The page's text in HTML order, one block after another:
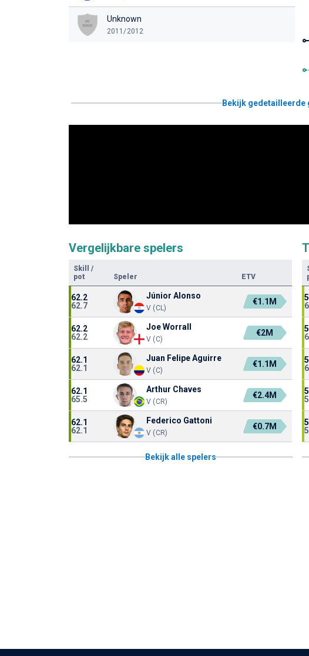
Unknown
2011/2012
Bekijk gedetailleerde
Vergelijkbare spelers
Skill
/
pot
Speler ETV
62.2
62.7
Júnior Alonso
V (CL)
€1.1M
62.2
62.2
Joe Worrall
V (C)
€2M
62.1
62.1
Juan Felipe Aguirre
V (C)
€1.1M
62.1
65.5
Arthur Chaves
V (CR)
€2.4M
62.1
62.1
Federico Gattoni
V (CR)
€0.7M
Bekijk alle spelers